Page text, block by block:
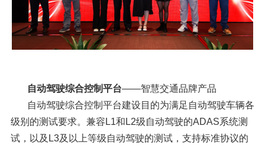
自动驾驶综合控制平台——智慧交通品牌产品
自动驾驶综合控制平台建设目的为满足自动驾驶车辆各
级别的测试要求。兼容L1和L2级自动驾驶的ADAS系统测
试，以及L3及以上等级自动驾驶的测试，支持标准协议的